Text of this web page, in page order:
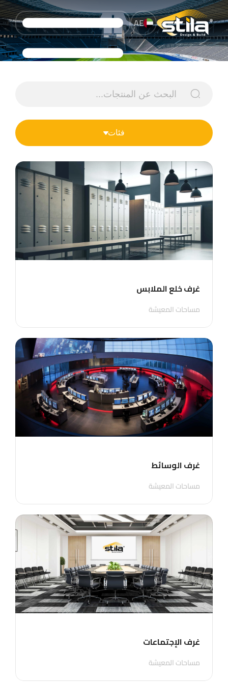
AE
فئات
غرف خلع الملابس
مساحات المعيشة
غرف الوسائط
مساحات المعيشة
غرف الإجتماعات
مساحات المعيشة